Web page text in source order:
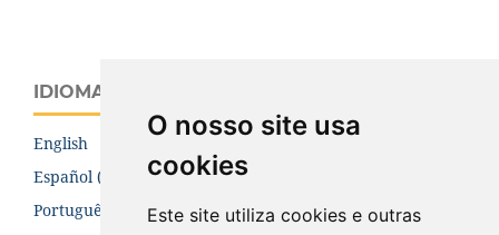
O nosso site usa
cookies
Este site utiliza cookies e outras
IDIOMA
English
Español (España)
Português (Brasil)